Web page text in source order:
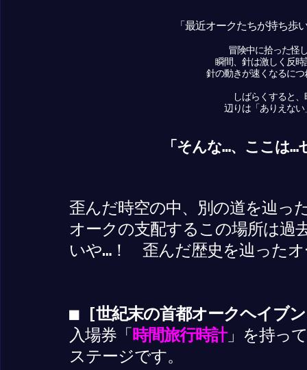
「最近オークたちが持ち歩
冒険中に拾った怪
瞬間、針は激しく反
針の動きが速くなるに
しばらくすると
辺りは「ありえな
「そんな…、ここは
歪んだ時空の中、別の道を辿っ
オークの支配するこの場所は過
いや…！ 歪んだ歴史を辿った
■ [世紀末の首都オークヘイブ
入場券「時間旅行時計」を持っ
ステージです。